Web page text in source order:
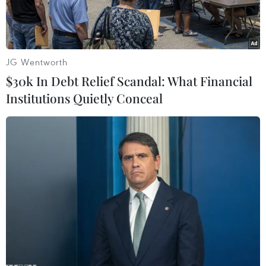
Quân đội Colombia phá hủy một khu điều chế cocaine của
FARC. (Ảnh: AFP)
Ngày 22/12, thủ lĩnh tối cao của nhóm Lực lượng
Vũ trang Cách mạng Colombia (FARC) Rodrigo
Londoño tố cáo lực lượng quân đội đã vi phạm
thỏa thuận ngừng bắn tại bang Meta, miền
JG Wentworth
$30k In Debt Relief Scandal: What Financial
Institutions Quietly Conceal